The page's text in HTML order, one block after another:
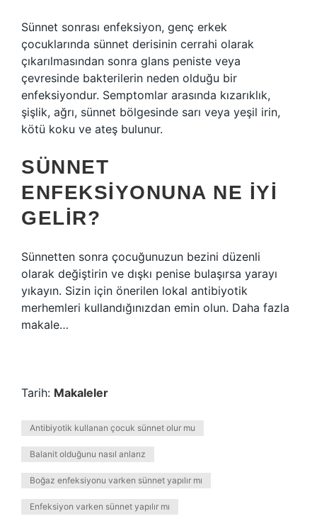
Sünnet sonrası enfeksiyon, genç erkek
çocuklarında sünnet derisinin cerrahi olarak
çıkarılmasından sonra glans peniste veya
çevresinde bakterilerin neden olduğu bir
enfeksiyondur. Semptomlar arasında kızarıklık,
şişlik, ağrı, sünnet bölgesinde sarı veya yeşil irin,
kötü koku ve ateş bulunur.
SÜNNET
ENFEKSIYONUNA NE IYI
GELIR?
Sünnetten sonra çocuğunuzun bezini düzenli
olarak değiştirin ve dışkı penise bulaşırsa yarayı
yıkayın. Sizin için önerilen lokal antibiyotik
merhemleri kullandığınızdan emin olun. Daha fazla
makale…
Tarih: Makaleler
Antibiyotik kullanan çocuk sünnet olur mu
Balanit olduğunu nasıl anlarız
Boğaz enfeksiyonu varken sünnet yapılır mı
Enfeksiyon varken sünnet yapılır mı